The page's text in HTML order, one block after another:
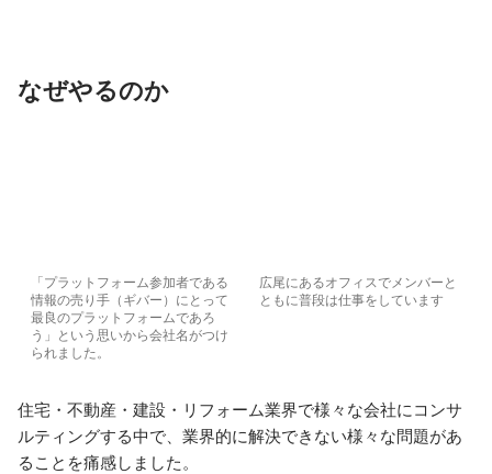
なぜやるのか
「プラットフォーム参加者である
情報の売り手（ギバー）にとって
最良のプラットフォームであろ
う」という思いから会社名がつけ
られました。
広尾にあるオフィスでメンバーと
ともに普段は仕事をしています
住宅・不動産・建設・リフォーム業界で様々な会社にコンサ
ルティングする中で、業界的に解決できない様々な問題があ
ることを痛感しました。